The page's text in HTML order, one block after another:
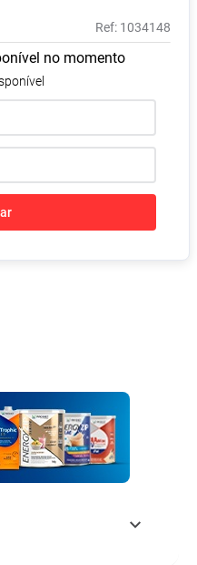
: 1034148
no momento